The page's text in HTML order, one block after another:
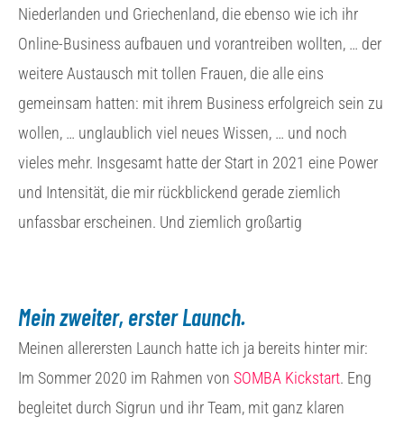
Niederlanden und Griechenland, die ebenso wie ich ihr
Online-Business aufbauen und vorantreiben wollten, … der
weitere Austausch mit tollen Frauen, die alle eins
gemeinsam hatten: mit ihrem Business erfolgreich sein zu
wollen, … unglaublich viel neues Wissen, … und noch
vieles mehr. Insgesamt hatte der Start in 2021 eine Power
und Intensität, die mir rückblickend gerade ziemlich
unfassbar erscheinen. Und ziemlich großartig
Mein zweiter, erster Launch.
Meinen allerersten Launch hatte ich ja bereits hinter mir:
Im Sommer 2020 im Rahmen von SOMBA Kickstart. Eng
begleitet durch Sigrun und ihr Team, mit ganz klaren